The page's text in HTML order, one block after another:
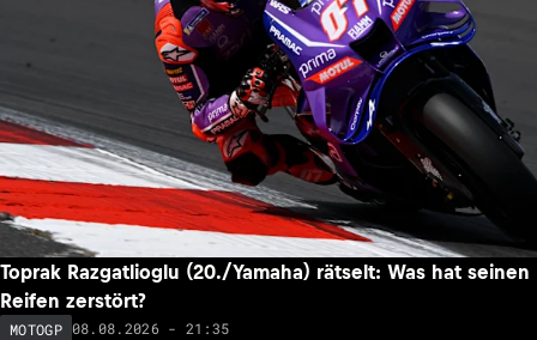
Toprak Razgatlioglu (20./Yamaha) rätselt: Was hat seinen
Reifen zerstört?
MOTOGP 08.08.2026 - 21:35